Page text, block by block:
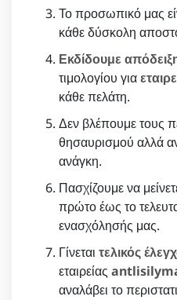
Το προσωπικό μας
κάθε δύσκολη
Εκδίδουμε
τιμολογίου για
κάθε πελάτη.
Δεν βλέπουμε τους
θησαυρισμού αλλά
ανάγκη.
Πασχίζουμε να
πρώτο έως το
ενασχόλησής μας.
Γίνεται τελικός
εταιρείας
αναλάβει το